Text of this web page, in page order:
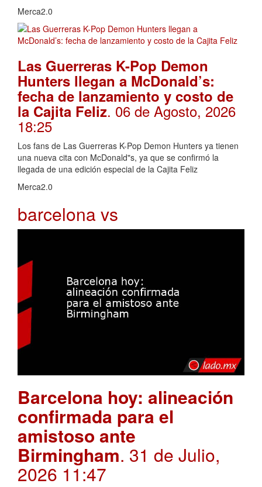
Merca2.0
Las Guerreras K-Pop Demon
Hunters llegan a McDonald’s:
fecha de lanzamiento y costo de
la Cajita Feliz. 06 de Agosto, 2026
18:25
Los fans de Las Guerreras K-Pop Demon Hunters ya tienen
una nueva cita con McDonald"s, ya que se confirmó la
llegada de una edición especial de la Cajita Feliz
Merca2.0
barcelona vs
Barcelona hoy: alineación
confirmada para el
amistoso ante
Birmingham. 31 de Julio,
2026 11:47